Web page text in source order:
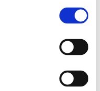
med LED som har
är